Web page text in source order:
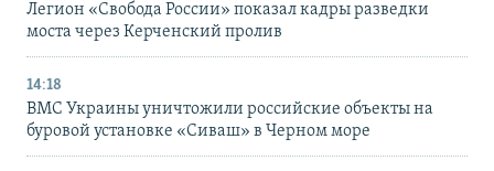
Легион «Свобода России» показал кадры разведки
моста через Керченский пролив
14:18
ВМС Украины уничтожили российские объекты на
буровой установке «Сиваш» в Черном море